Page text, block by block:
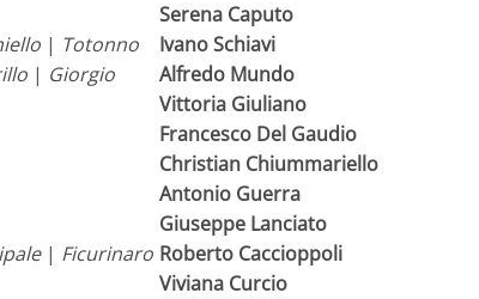
Serena Caputo
| Totonno
Ivano Schiavi
| Giorgio
Alfredo Mundo
Vittoria Giuliano
Francesco Del Gaudio
Christian Chiummariello
Antonio Guerra
Giuseppe Lanciato
| Ficurinaro Roberto Caccioppoli
Viviana Curcio